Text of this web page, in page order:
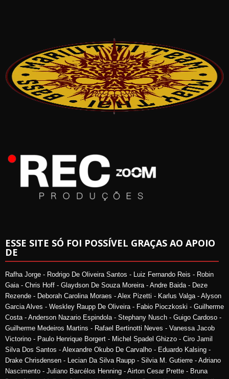
ESSE SITE SÓ FOI POSSÍVEL GRAÇAS AO APOIO
DE
Rafha Jorge - Rodrigo De Oliveira Santos - Luiz Fernando Reis - Robin
Gaia - Chris Hoff - Glaydson De Souza Moreira - Andre Baida - Deze
Rezende - Deborah Carolina Moraes - Alex Pizetti - Karlus Valga - Alyson
Garcia Alves - Weskley Raupp De Oliveira - Fabio Pioczkoski - Guilherme
Costa - Anderson Nazario Espindola - Stephany Nusch - Guigo Cardoso -
Guilherme Medeiros Martins - Rafael Bertinotti Neves - Vanessa Jacob
Victorino - Paulo Henrique Borgert - Michel Spadel Ghizzo - Ciro Jamil
Silva Dos Santos - Alexandre Okubo De Carvalho - Eduardo Kalsing -
Drake Chrisdensen - Lecian Da Silva Raupp - Silvia M. Gutierre - Adriano
Nascimento - Juliano Barcélos Henning - Airton Cesar Prette - Bruna